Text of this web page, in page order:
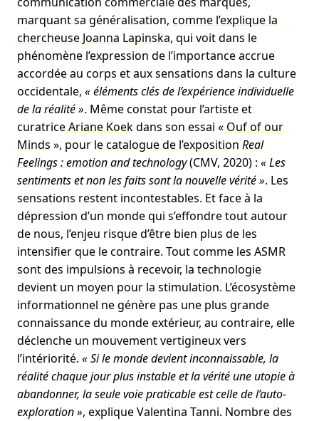
marquant sa généralisation, comme l’explique la
chercheuse Joanna Lapinska, qui voit dans le
phénomène l’expression de l’importance accrue
accordée au corps et aux sensations dans la culture
occidentale, « éléments clés de l’expérience individuelle
de la réalité ». Même constat pour l’artiste et
curatriceAriane Koekdans son essai « Ouf of our
Minds », pour le catalogue de l’exposition Real
Feelings : emotion and technology(CMV, 2020) : « Les
sentiments et non les faits sont la nouvelle vérité ». Les
sensations restent incontestables. Et face à la
dépression d’un monde qui s’effondre tout autour
de nous, l’enjeu risque d’être bien plus de les
intensifier que le contraire. Tout comme les ASMR
sont des impulsions à recevoir, la technologie
devient un moyen pour la stimulation. L’écosystème
informationnel ne génère pas une plus grande
connaissance du monde extérieur, au contraire, elle
déclenche un mouvement vertigineux vers
l’intériorité. « Si le monde devient inconnaissable, la
réalité chaque jour plus instable et la vérité une utopie à
abandonner, la seule voie praticable est celle de l’auto-
exploration », explique Valentina Tanni. Nombre des